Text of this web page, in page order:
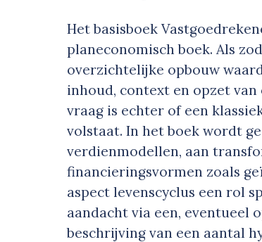
Het basisboek
planeconomisch boek. Als
overzichtelijke opbouw
inhoud, context en opzet
vraag is echter of een
volstaat. In het boek wordt
verdienmodellen, aan
financieringsvormen zoals
aspect levenscyclus een rol
aandacht via een, eventueel
beschrijving van een aantal